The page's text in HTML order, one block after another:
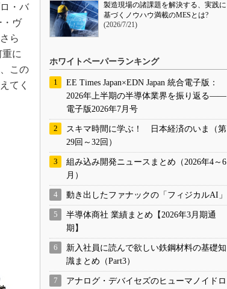
・バ
・ヴ
ら
に
この
てく
製造現場の諸課題を解決する、実践に
基づくノウハウ満載のMESとは?
(2026/7/21)
ホワイトペーパーランキング
EE Times Japan×EDN Japan 統合電子版：
2026年上半期の半導体業界を振り返る――
電子版2026年7月号
スキマ時間に学ぶ！ 日本経済のいま（第
29回～32回）
組み込み開発ニュースまとめ（2026年4～6
月）
動き出したファナックの「フィジカルAI」
半導体商社 業績まとめ【2026年3月期通
期】
新入社員に読んで欲しい鉄鋼材料の基礎知
識まとめ（Part3）
アナログ・デバイセズのヒューマノイドロ